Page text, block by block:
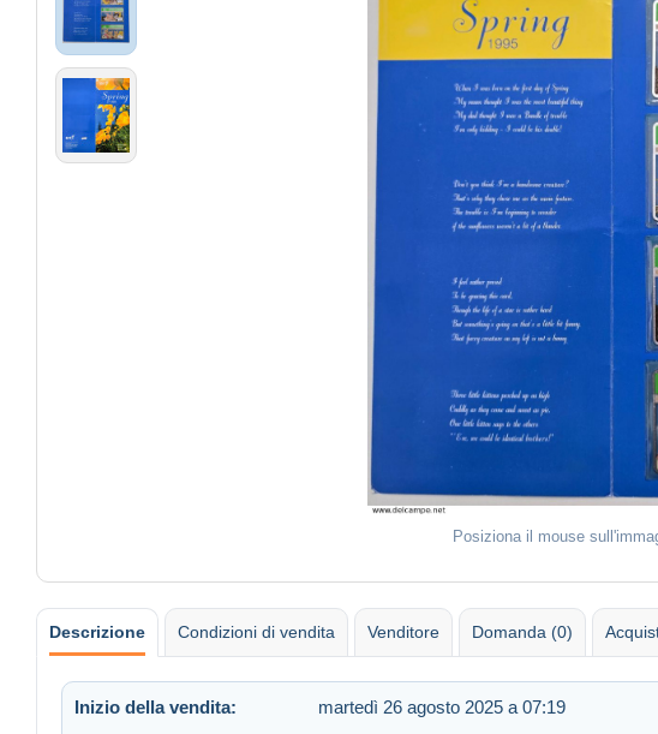
Posiziona il mouse
Descrizione Condizioni di vendita Venditore Domanda (0)
Inizio della vendita: martedì 26 agosto 2025 a 07:19